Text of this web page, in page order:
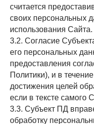
считается
своих персональных
использования Сайта.
3.2. Согласие
его персональных
предоставления
Политики), и в
достижения целей
если в тексте самого
3.3. Субъект ПД
обработку